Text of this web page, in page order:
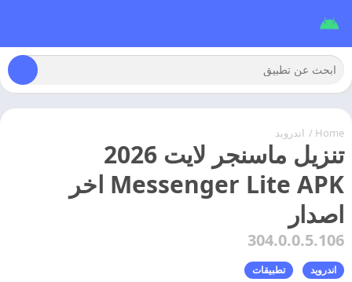
Home
/ اندرويد
تنزيل ماسنجر لايت 2026
Messenger Lite APK اخر
اصدار
304.0.0.5.106
اندرويد تطبيقات